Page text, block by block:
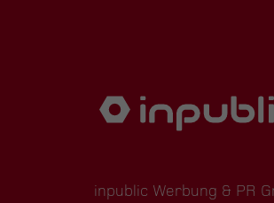
inpublic Werbung & PR